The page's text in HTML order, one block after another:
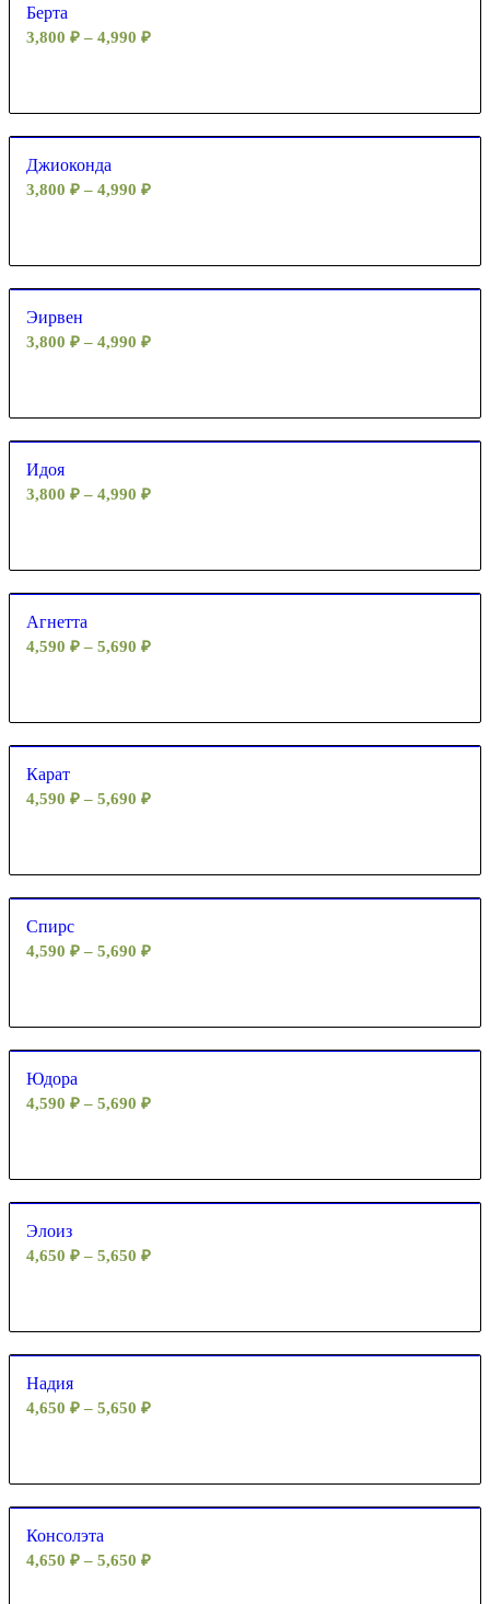
Берта
3,800 ₽ – 4,990 ₽
Джиоконда
3,800 ₽ – 4,990 ₽
Эирвен
3,800 ₽ – 4,990 ₽
Идоя
3,800 ₽ – 4,990 ₽
Агнетта
4,590 ₽ – 5,690 ₽
Карат
4,590 ₽ – 5,690 ₽
Спирс
4,590 ₽ – 5,690 ₽
Юдора
4,590 ₽ – 5,690 ₽
Элоиз
4,650 ₽ – 5,650 ₽
Надия
4,650 ₽ – 5,650 ₽
Консолэта
4,650 ₽ – 5,650 ₽